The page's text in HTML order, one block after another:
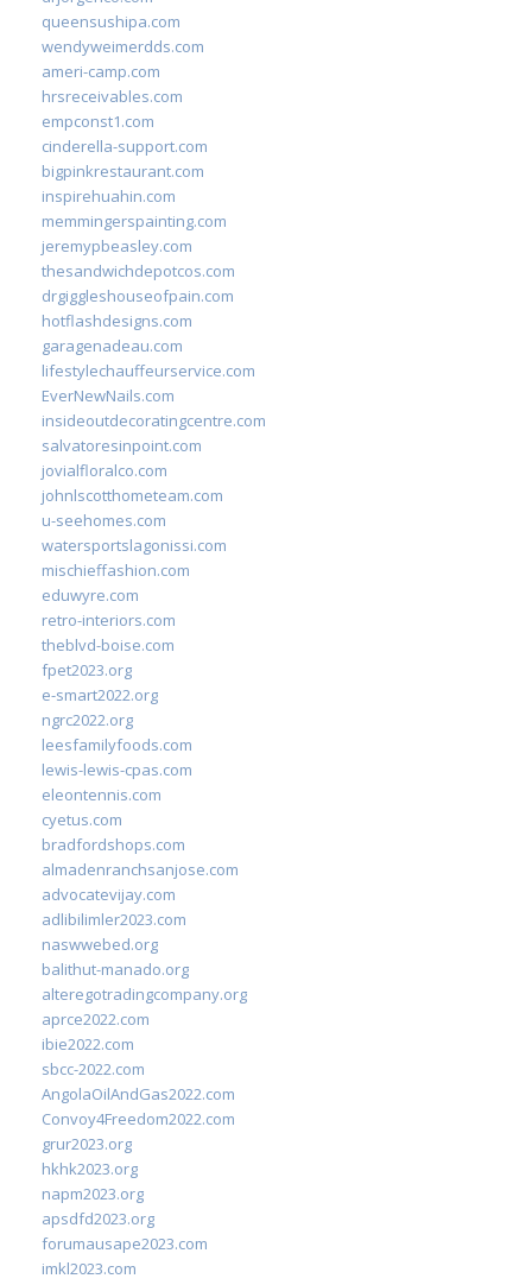
queensushipa.com
wendyweimerdds.com
ameri-camp.com
hrsreceivables.com
empconst1.com
cinderella-support.com
bigpinkrestaurant.com
inspirehuahin.com
memmingerspainting.com
jeremypbeasley.com
thesandwichdepotcos.com
drgiggleshouseofpain.com
hotflashdesigns.com
garagenadeau.com
lifestylechauffeurservice.com
EverNewNails.com
insideoutdecoratingcentre.com
salvatoresinpoint.com
jovialfloralco.com
johnlscotthometeam.com
u-seehomes.com
watersportslagonissi.com
mischieffashion.com
eduwyre.com
retro-interiors.com
theblvd-boise.com
fpet2023.org
e-smart2022.org
ngrc2022.org
leesfamilyfoods.com
lewis-lewis-cpas.com
eleontennis.com
cyetus.com
bradfordshops.com
almadenranchsanjose.com
advocatevijay.com
adlibilimler2023.com
naswwebed.org
balithut-manado.org
alteregotradingcompany.org
aprce2022.com
ibie2022.com
sbcc-2022.com
AngolaOilAndGas2022.com
Convoy4Freedom2022.com
grur2023.org
hkhk2023.org
napm2023.org
apsdfd2023.org
forumausape2023.com
imkl2023.com